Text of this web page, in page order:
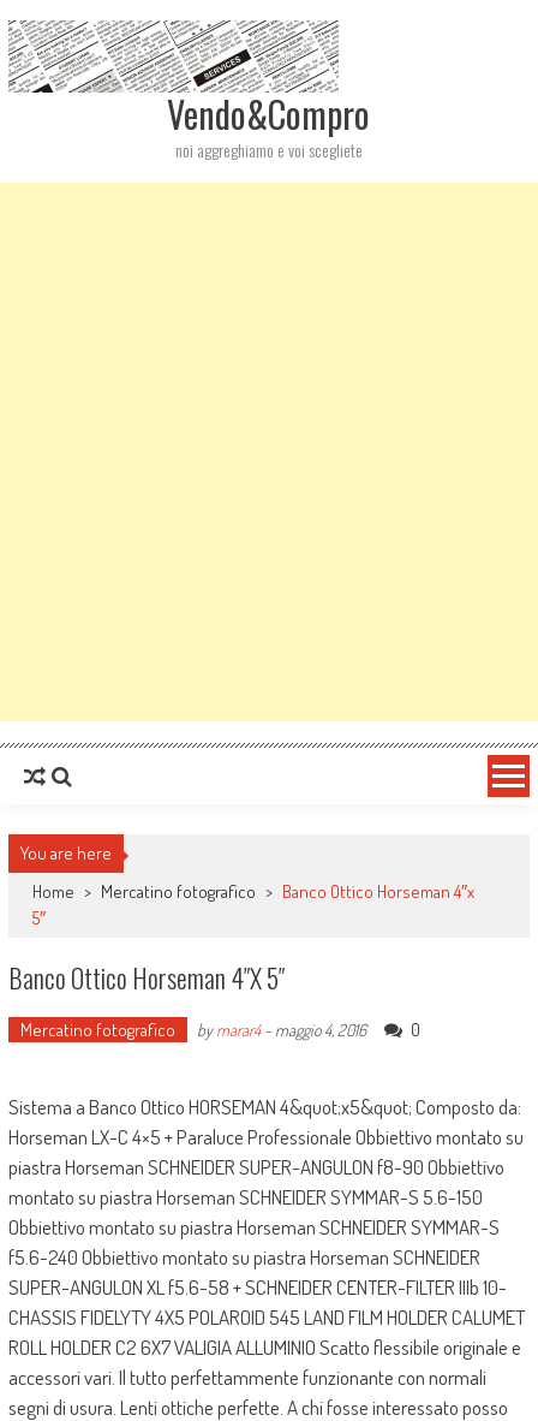
Vendo&Compro
noi aggreghiamo e voi scegliete
You are here
Home > Mercatino fotografico > Banco Ottico Horseman 4″x
5″
Banco Ottico Horseman 4″x 5″
Mercatino fotografico bymarar4- maggio 4, 2016 0
Sistema a Banco Ottico HORSEMAN 4&quot;x5&quot; Composto da:
Horseman LX-C 4×5 + Paraluce Professionale Obbiettivo montato su
piastra Horseman SCHNEIDER SUPER-ANGULON f8-90 Obbiettivo
montato su piastra Horseman SCHNEIDER SYMMAR-S 5.6-150
Obbiettivo montato su piastra Horseman SCHNEIDER SYMMAR-S
f5.6-240 Obbiettivo montato su piastra Horseman SCHNEIDER
SUPER-ANGULON XL f5.6-58 + SCHNEIDER CENTER-FILTER IIIb 10-
CHASSIS FIDELYTY 4X5 POLAROID 545 LAND FILM HOLDER CALUMET
ROLL HOLDER C2 6X7 VALIGIA ALLUMINIO Scatto flessibile originale e
accessori vari. Il tutto perfettammente funzionante con normali
segni di usura. Lenti ottiche perfette. A chi fosse interessato posso